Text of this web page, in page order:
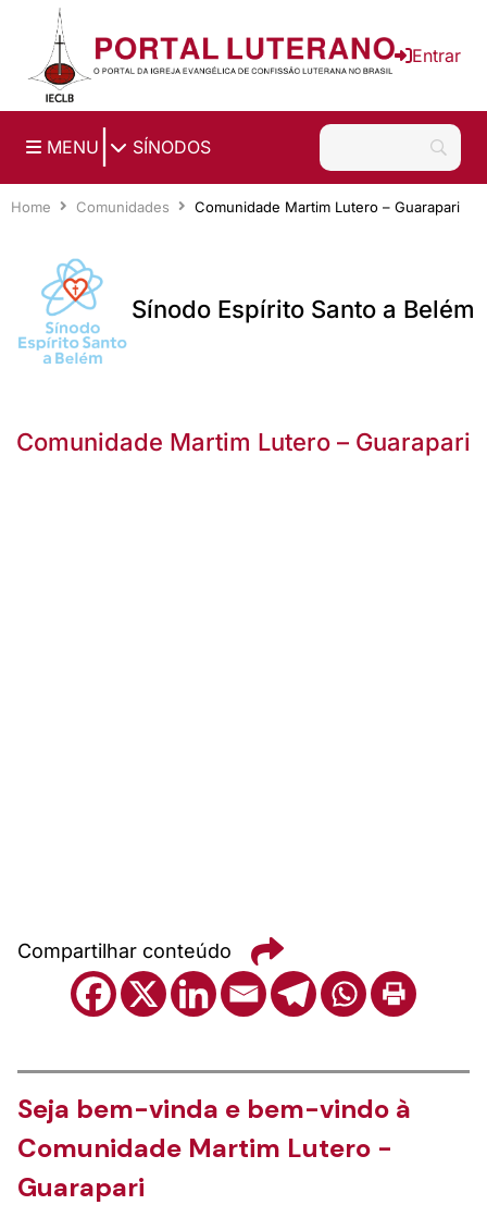
Ir para o conteúdo principal
Entrar
MENU SÍNODOS
Home Comunidades Comunidade Martim Lutero – Guarapari
Sínodo Espírito Santo a Belém
Comunidade Martim Lutero – Guarapari
Compartilhar conteúdo
Seja bem-vinda e bem-vindo à
Comunidade Martim Lutero -
Guarapari